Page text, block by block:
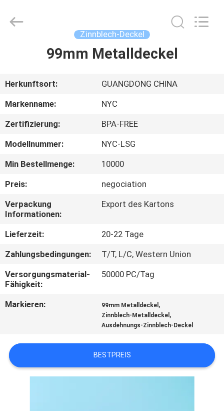
PRODUKTE
ÜBER
FABRIK-
AUSFLUG
QUALITÄTSKONTROLLE
TRETEN
MIT
UNS
NACHRICHTEN
Rights
Zinnblech-Deckel
99mm Metalldeckel
Herkunftsort:
GUANGDONG CHINA
Markenname:
NYC
Zertifizierung:
BPA-FREE
Modellnummer:
NYC-LSG
Min Bestellmenge:
10000
Preis:
negociation
Verpackung
Informationen:
Export des Kartons
Lieferzeit:
20-22 Tage
Zahlungsbedingungen:
T/T, L/C, Western Union
Versorgungsmaterial-
Fähigkeit:
50000 PC/Tag
Markieren: 99mm Metalldeckel ,
Zinnblech-Metalldeckel ,
Ausdehnungs-Zinnblech-Deckel
BESTPREIS